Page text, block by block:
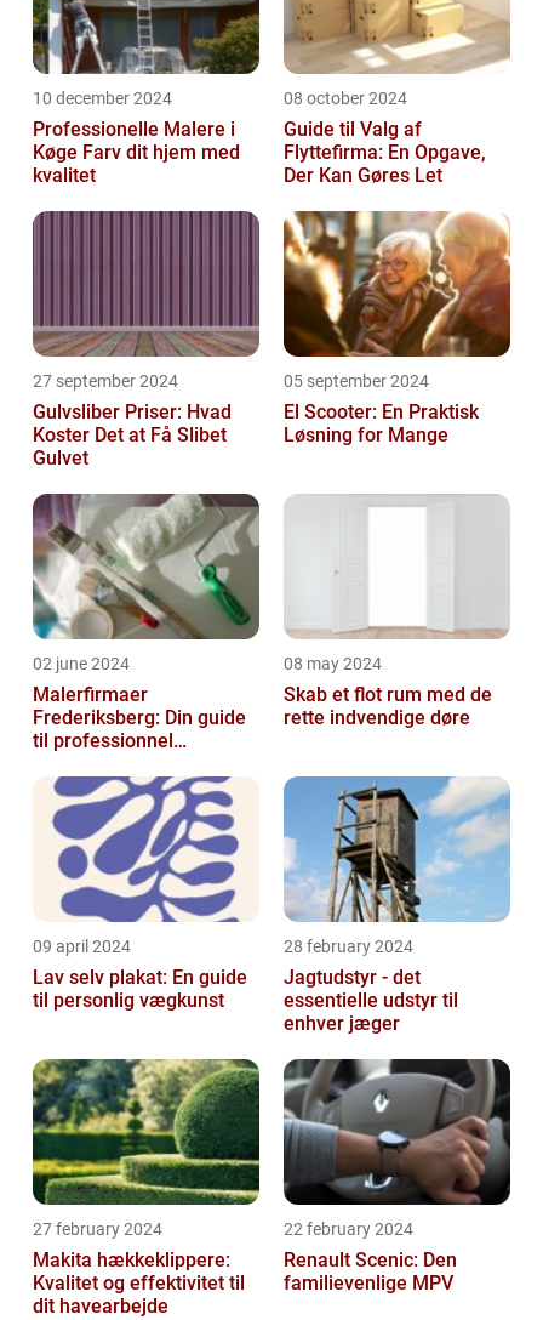
10 december 2024
Professionelle Malere i
Køge Farv dit hjem med
kvalitet
08 october 2024
Guide til Valg af
Flyttefirma: En Opgave,
Der Kan Gøres Let
27 september 2024
Gulvsliber Priser: Hvad
Koster Det at Få Slibet
Gulvet
05 september 2024
El Scooter: En Praktisk
Løsning for Mange
02 june 2024
Malerfirmaer
Frederiksberg: Din guide
til professionnel
08 may 2024
Skab et flot rum med de
rette indvendige døre
09 april 2024
Lav selv plakat: En guide
til personlig vægkunst
28 february 2024
Jagtudstyr - det
essentielle udstyr til
enhver jæger
27 february 2024
Makita hækkeklippere:
Kvalitet og effektivitet til
dit havearbejde
22 february 2024
Renault Scenic: Den
familievenlige MPV